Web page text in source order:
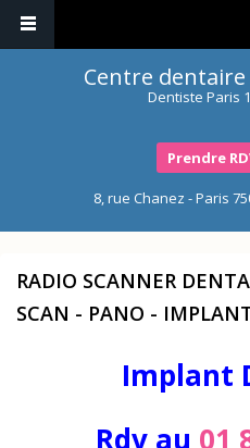
Centre
Dentiste Paris
Prendre
8, rue Chanez - Paris
RADIO SCANNER
SCAN - PANO -
Implant
Rdv au 01